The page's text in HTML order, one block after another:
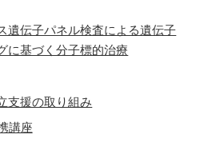
遺伝子パネル検査による遺伝子
に基づく分子標的治療
支援の取り組み
講座